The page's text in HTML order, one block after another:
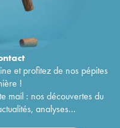
et profitez de nos pépites
!
mail : nos découvertes du
analyses...